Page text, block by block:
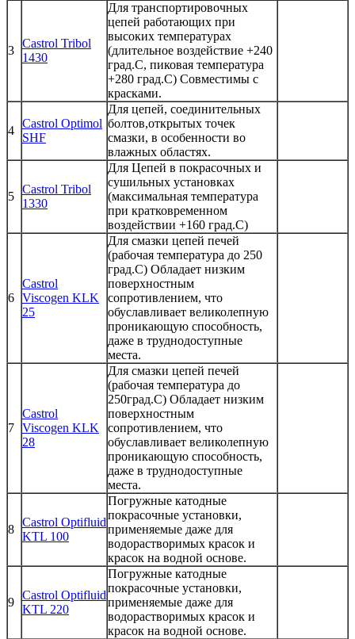
3
Castrol Tribol
1430
Для транспортировочных
цепей работающих при
высоких температурах
(длительное воздействие +240
град.С, пиковая температура
+280 град.С) Совместимы с
красками.
4
Castrol Optimol
SHF
Для цепей, соединительных
болтов,открытых точек
смазки, в особенности во
влажных областях.
5
Castrol Tribol
1330
Для Цепей в покрасочных и
сушильных установках
(максимальная температура
при кратковременном
воздействии +160 град.С)
6
Castrol
Viscogen KLK
25
Для смазки цепей печей
(рабочая температура до 250
град.С) Обладает низким
поверхностным
сопротивлением, что
обуславливает великолепную
проникающую способность,
даже в труднодоступные
места.
7
Castrol
Viscogen KLK
28
Для смазки цепей печей
(рабочая температура до
250град.С) Обладает низким
поверхностным
сопротивлением, что
обуславливает великолепную
проникающую способность,
даже в труднодоступные
места.
8
Castrol Optifluid
KTL 100
Погружные катодные
покрасочные установки,
применяемые даже для
водорастворимых красок и
красок на водной основе.
9
Castrol Optifluid
KTL 220
Погружные катодные
покрасочные установки,
применяемые даже для
водорастворимых красок и
красок на водной основе.